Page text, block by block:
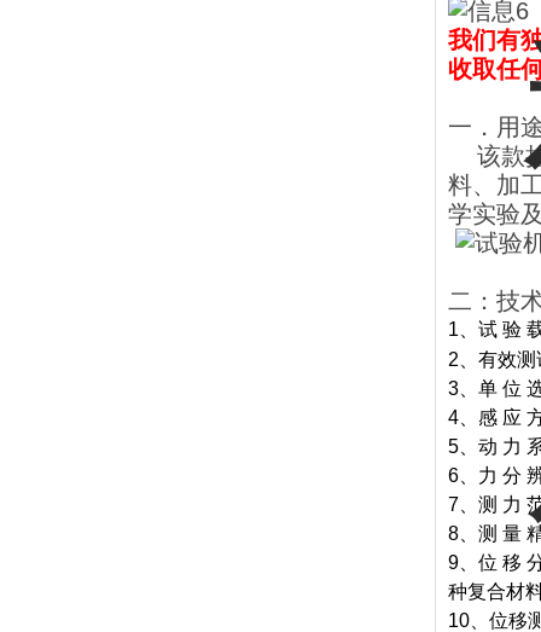
我们有
收取任
一．用
该款
料、加
学实验
二：技
1、试 验
2、有效
3、单 位
4、感 应
5、动 力
6、力 分
7、测 力
8、测 量
9、位 移
种复合材
10、位移